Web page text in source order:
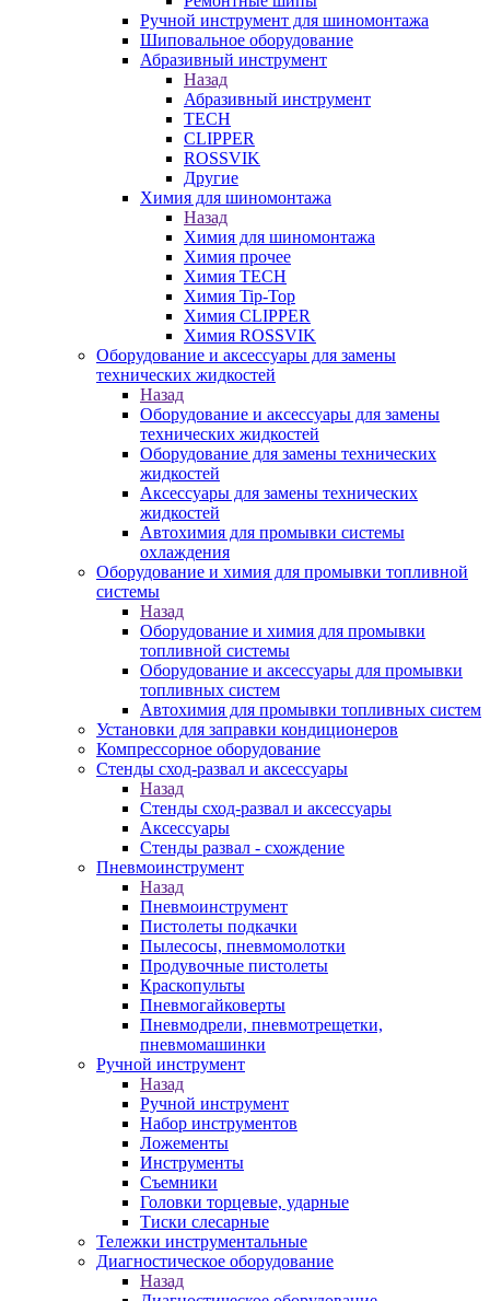
Ручной инструмент для шиномонтажа
Шиповальное оборудование
Абразивный инструмент
Назад
Абразивный инструмент
TECH
CLIPPER
ROSSVIK
Другие
Химия для шиномонтажа
Назад
Химия для шиномонтажа
Химия прочее
Химия TECH
Химия Tip-Top
Химия CLIPPER
Химия ROSSVIK
Оборудование и аксессуары для замены
технических жидкостей
Назад
Оборудование и аксессуары для замены
технических жидкостей
Оборудование для замены технических
жидкостей
Аксессуары для замены технических
жидкостей
Автохимия для промывки системы
охлаждения
Оборудование и химия для промывки топливной
системы
Назад
Оборудование и химия для промывки
топливной системы
Оборудование и аксессуары для промывки
топливных систем
Автохимия для промывки топливных систем
Установки для заправки кондиционеров
Компрессорное оборудование
Стенды сход-развал и аксессуары
Назад
Стенды сход-развал и аксессуары
Аксессуары
Стенды развал - схождение
Пневмоинструмент
Назад
Пневмоинструмент
Пистолеты подкачки
Пылесосы, пневмомолотки
Продувочные пистолеты
Краскопульты
Пневмогайковерты
Пневмодрели, пневмотрещетки,
пневмомашинки
Ручной инструмент
Назад
Ручной инструмент
Набор инструментов
Ложементы
Инструменты
Съемники
Головки торцевые, ударные
Тиски слесарные
Тележки инструментальные
Диагностическое оборудование
Назад